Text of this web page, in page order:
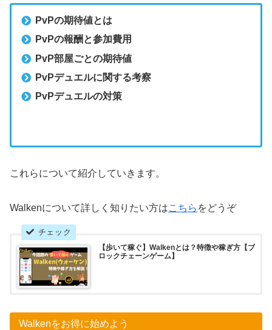
PvPの期待値とは
PvPの報酬と参加費用
PvP部屋ごとの期待値
PvPデュエルに関する考察
PvPデュエルの対策
これらについて紹介していきます。
Walkenについて詳しく知りたい方はこちら をどうぞ
【歩いて稼ぐ】Walkenとは？特徴や稼ぎ方【ブ
ロックチェーンゲーム】
Walkenをお得に始めよう